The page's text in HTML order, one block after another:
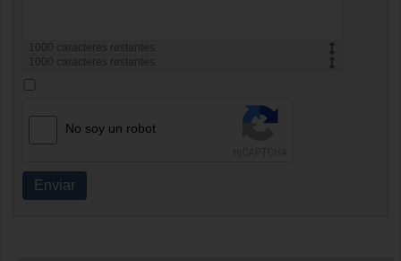
caracteres restantes
caracteres restantes
No soy un robot
Enviar